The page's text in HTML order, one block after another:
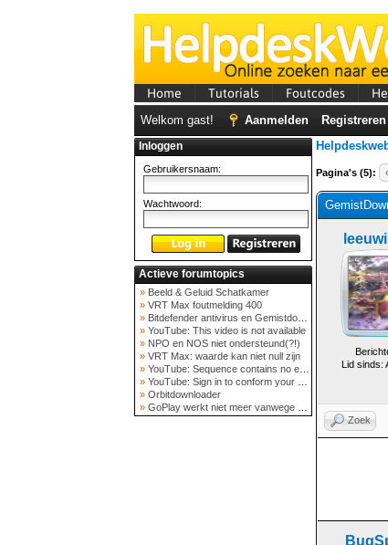
Home Tutorials Foutcodes
Welkom gast! Aanmelden Registreren
Inloggen
Gebruikersnaam:
Wachtwoord:
Actieve forumtopics
» Beeld & Geluid Schatkamer
» VRT Max foutmelding 400
» Bitdefender antivirus en Gemistdowloader
» YouTube: This video is not available
» NPO en NOS niet ondersteund(?!)
» VRT Max: waarde kan niet null zijn
» YouTube: Sequence contains no elements
» YouTube: Sign in to conform your not a bot
» Orbitdownloader
» GoPlay werkt niet meer vanwege nieuwe webadres
Pagina's (5):
Lid sinds:
Zoek